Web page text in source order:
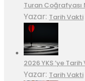
Turan Coğrafyası
Yazar: Tarih Vakti
2026 YKS ’ye
Yazar: Tarih Vakti